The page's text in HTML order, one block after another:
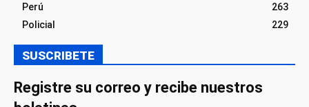
Perú
263
Policial
229
SUSCRIBETE
Registre su correo y recibe nuestros